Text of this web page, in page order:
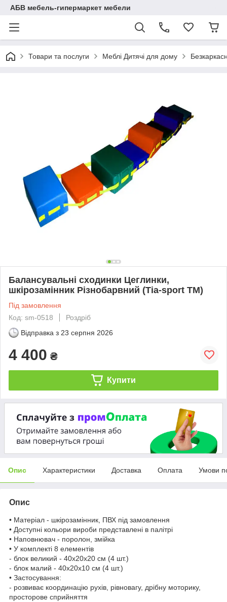
АБВ мебель-гипермаркет мебели
Товари та послуги Меблі Дитячі для дому
Балансувальні сходинки Цеглинки,
шкірозамінник Різнобарвний (Тіа-sport ТМ)
Під замовлення
Код: sm-0518
Роздріб
Відправка з 23 серпня 2026
4 400 ₴
Купити
Опис Характеристики Доставка Оплата Умови
Опис
• Матеріал - шкірозамінник, ПВХ під замовлення
• Доступні кольори вироби представлені в палітрі
• Наповнювач - поролон, змійка
• У комплекті 8 елементів
- блок великий - 40х20х20 см (4 шт.)
- блок малий - 40х20х10 см (4 шт.)
• Застосування:
- розвиває координацію рухів, рівновагу, дрібну моторику,
просторове сприйняття